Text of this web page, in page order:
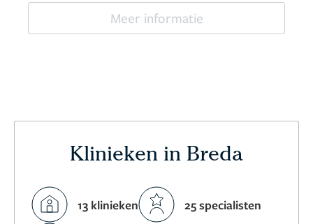
Meer informatie
Klinieken in Breda
13 klinieken 25 specialisten